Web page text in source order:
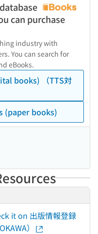
can purchase
industry with
You can search for
eBooks.
books) （TTS対
(paper books)
it on 出版情報登録
）